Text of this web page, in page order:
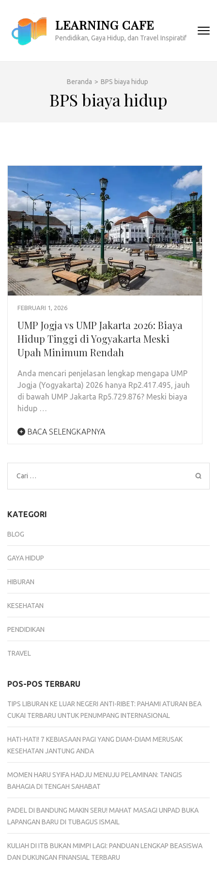
konten
(Tekan
LEARNING CAFE
Pendidikan, Gaya Hidup, dan Travel Inspiratif
Beranda > BPS biaya hidup
BPS biaya hidup
FEBRUARI 1, 2026
UMP Jogja vs UMP Jakarta 2026: Biaya
Hidup Tinggi di Yogyakarta Meski
Upah Minimum Rendah
Anda mencari penjelasan lengkap mengapa UMP
Jogja (Yogyakarta) 2026 hanya Rp2.417.495, jauh
di bawah UMP Jakarta Rp5.729.876? Meski biaya
hidup …
BACA SELENGKAPNYA
Cari
untuk:
KATEGORI
BLOG
GAYA HIDUP
HIBURAN
KESEHATAN
PENDIDIKAN
TRAVEL
POS-POS TERBARU
TIPS LIBURAN KE LUAR NEGERI ANTI-RIBET: PAHAMI ATURAN BEA
CUKAI TERBARU UNTUK PENUMPANG INTERNASIONAL
HATI-HATI! 7 KEBIASAAN PAGI YANG DIAM-DIAM MERUSAK
KESEHATAN JANTUNG ANDA
MOMEN HARU SYIFA HADJU MENUJU PELAMINAN: TANGIS
BAHAGIA DI TENGAH SAHABAT
PADEL DI BANDUNG MAKIN SERU! MAHAT MASAGI UNPAD BUKA
LAPANGAN BARU DI TUBAGUS ISMAIL
KULIAH DI ITB BUKAN MIMPI LAGI: PANDUAN LENGKAP BEASISWA
DAN DUKUNGAN FINANSIAL TERBARU